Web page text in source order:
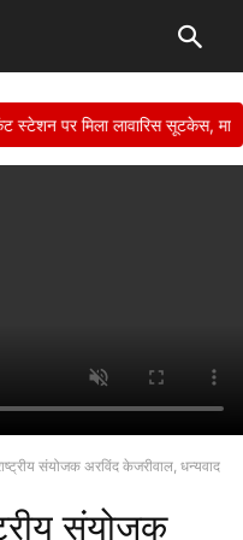
पर मिला लावारिस सूटकेस,
संयोजक अरविंद केजरीवाल, धन्यवाद
संयोजक